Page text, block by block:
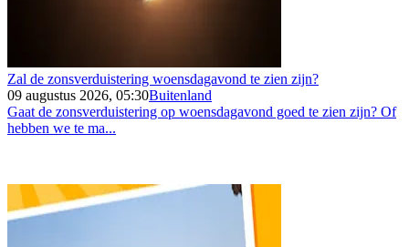
Zal de zonsverduistering woensdagavond te zien zijn?
09 augustus 2026, 05:30Buitenland
Gaat de zonsverduistering op woensdagavond goed te zien zijn? Of
hebben we te ma...